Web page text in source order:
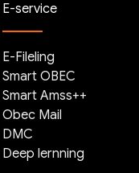
E-service
E-Fileling
Smart OBEC
Smart Amss++
Obec Mail
DMC
Deep lernning